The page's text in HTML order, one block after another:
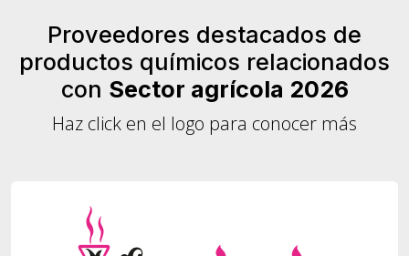
Proveedores destacados de
productos químicos relacionados
con Sector agrícola 2026
Haz click en el logo para conocer más